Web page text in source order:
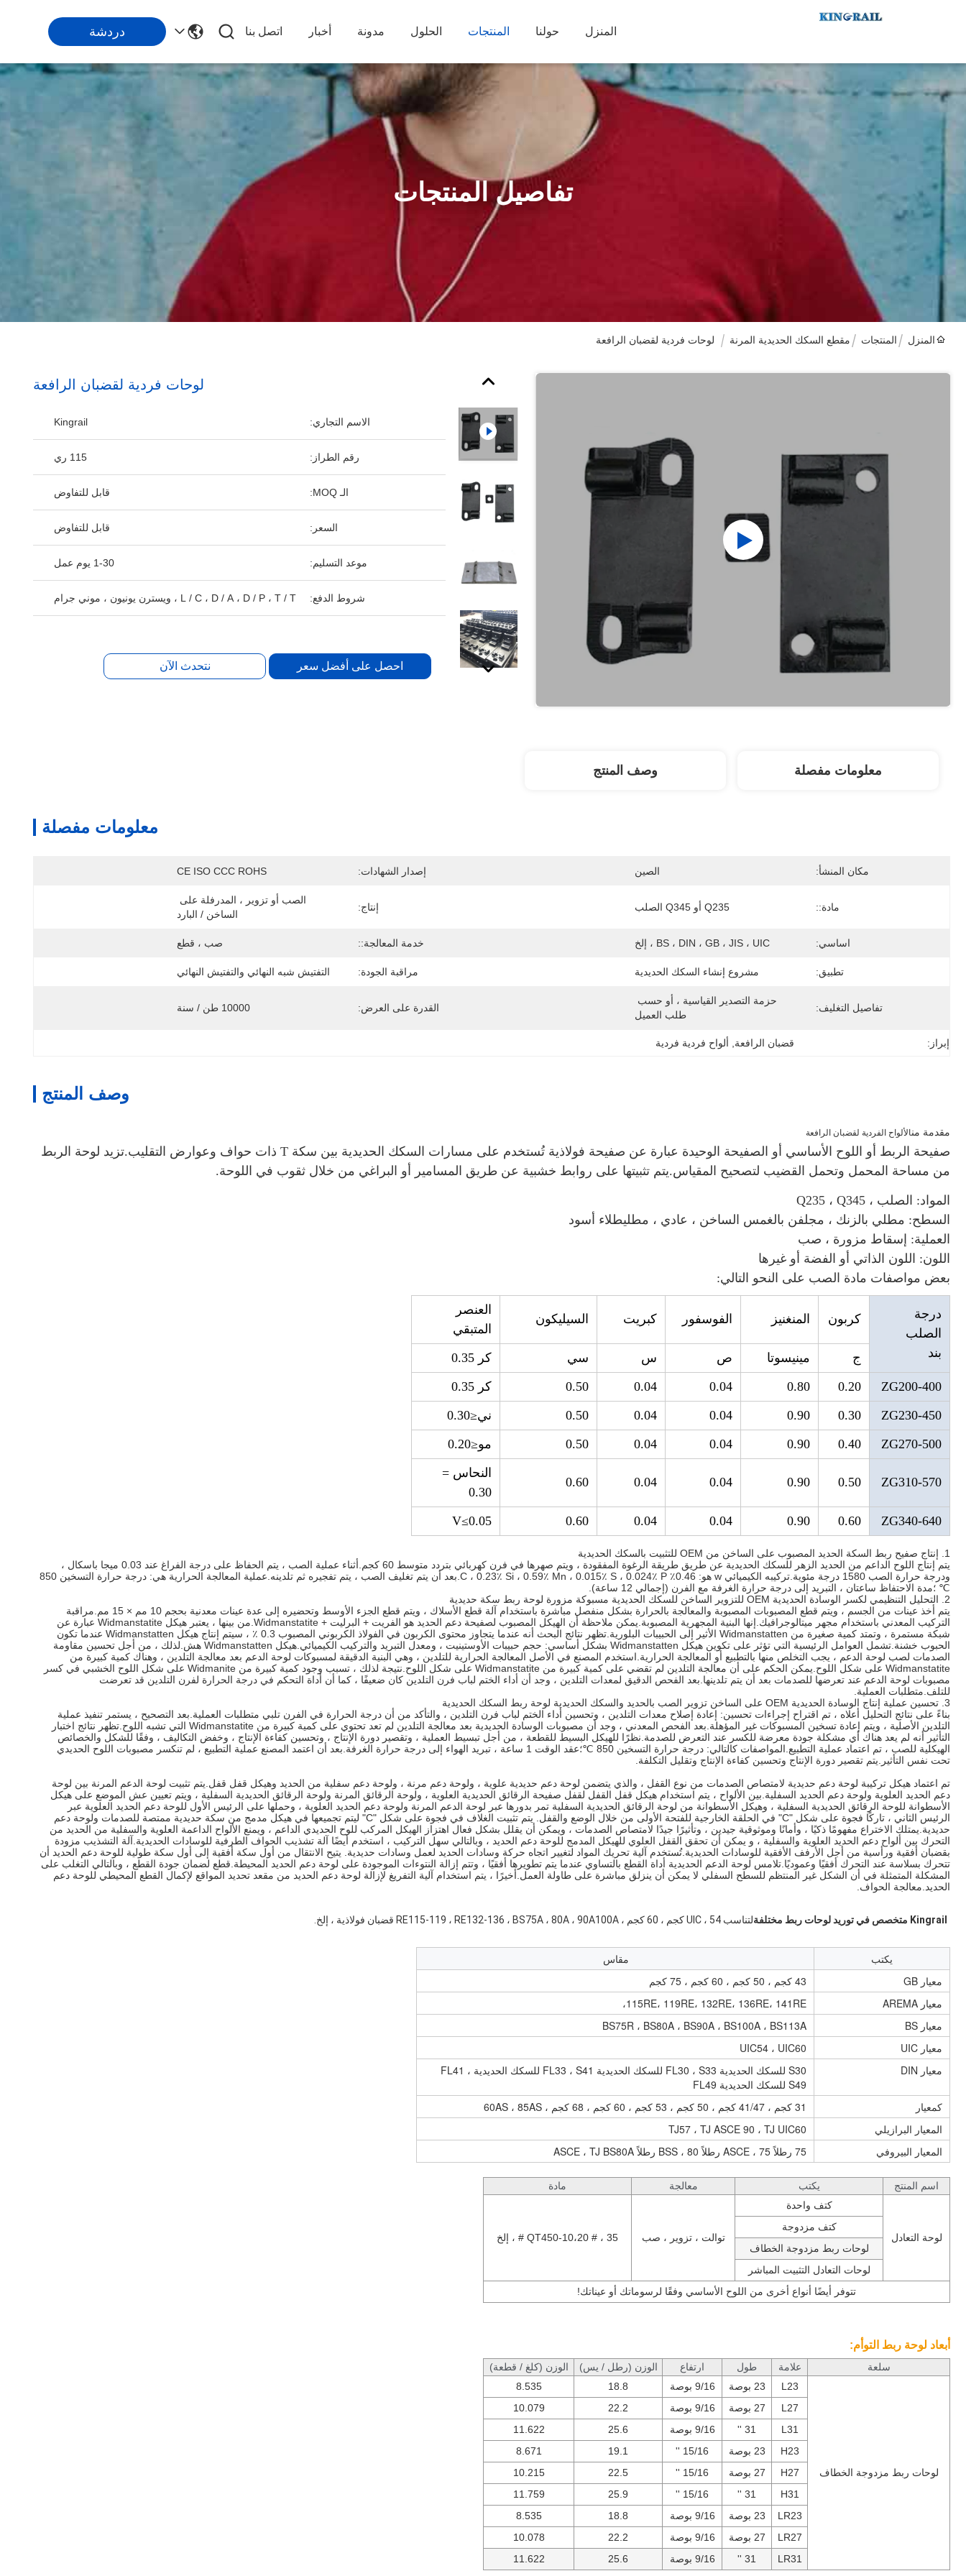
المنزل حولنا المنتجات الحلول مدونة أخبار اتصل بنا دردشة
تفاصيل المنتجات
المنزل المنتجات مقطع السكك الحديدية المرنة لوحات فردية لقضبان الرافعة
لوحات فردية لقضبان الرافعة
الاسم التجاري: Kingrail
رقم الطراز: 115 ري
الـ MOQ: قابل للتفاوض
السعر: قابل للتفاوض
موعد التسليم: 1-30 يوم عمل
شروط الدفع: L / C ، D / A ، D / P ، T / T ، ويسترن يونيون ، موني جرام
احصل على أفضل سعر نتحدث الآن
معلومات مفصلة وصف المنتج
معلومات مفصلة
مكان المنشأ: الصين إصدار الشهادات: CE ISO CCC ROHS
مادة:: Q235 أو Q345 الصلب إنتاج:
الساخن / البارد
اساسي: BS ، DIN ، GB ، JIS ، UIC ، إلخ خدمة المعالجة:: صب ، قطع
تطبيق: مشروع إنشاء السكك الحديدية مراقبة الجودة: التفتيش شبه النهائي والتفتيش النهائي
تفاصيل التغليف:
طلب العميل
القدرة على العرض: 10000 طن / سنة
إبراز: قضبان الرافعة ألواح فردية فردية
وصف المنتج
مقدمة منالألواح الفردية لقضبان الرافعة
صفيحة الربط أو اللوح الأساسي أو الصفيحة الوحيدة عبارة عن صفيحة فولاذية تُستخدم على مسارات السكك الحديدية بين سكة T ذات حواف وعوارض التقليب.تزيد لوحة الربط
من مساحة المحمل وتحمل القضيب لتصحيح المقياس.يتم تثبيتها على روابط خشبية عن طريق المسامير أو البراغي من خلال ثقوب في اللوحة.
المواد: الصلب ، Q235 ، Q345
السطح: مطلي بالزنك ، مجلفن بالغمس الساخن ، عادي ، مطليطلاء أسود
العملية: إسقاط مزورة ، صب
اللون: اللون الذاتي أو الفضة أو غيرها
بعض مواصفات مادة الصب على النحو التالي:
درجة
الصلب
بند
كربون المنغنيز الفوسفور كبريت السيليكون
العنصر
المتبقي
ج
مينيسوتا ص س سي
كر 0.35
ZG200-400
0.20
0.80
0.04
0.04
0.50
كر 0.35
ZG230-450
0.30
0.90
0.04
0.04
0.50
ني≤0.30
ZG270-500
0.40
0.90
0.04
0.04
0.50 مو≤0.20
ZG310-570
0.50
0.90
0.04
0.04
0.60
النحاس =
0.30
ZG340-640
0.60
0.90
0.04
0.04
0.60
V≤0.05
1. إنتاج صفيح ربط السكة الحديد المصبوب على الساخن من OEM للتثبيت بالسكك الحديدية
يتم إنتاج اللوح الداعم من الحديد الزهر للسكك الحديدية عن طريق طريقة الرغوة المفقودة ، ويتم صهرها في فرن كهربائي بتردد متوسط ​​60 كجم.أثناء عملية الصب ، يتم الحفاظ على درجة الفراغ عند 0.03 ميجا باسكال ،
ودرجة حرارة الصب 1580 درجة مئوية.تركيبه الكيميائي w هو: 0.46٪ C ، 0.23٪ Si ، 0.59٪ Mn ، 0.015٪ S ، 0.024٪ P.بعد أن يتم تغليف الصب ، يتم تفجيره ثم تلدينه.عملية المعالجة الحرارية هي: درجة حرارة التسخين 850
℃ ؛مدة الاحتفاظ ساعتان ، التبريد إلى درجة حرارة الغرفة مع الفرن (إجمالي 12 ساعة).
2. التحليل التنظيمي لكسر الوسادة الحديدية OEM للتزوير الساخن للسكك الحديدية مسبوكة مزورة لوحة ربط سكة حديدية
يتم أخذ عينات من الجسم ، ويتم قطع المصبوبات المصبوبة والمعالجة بالحرارة بشكل منفصل مباشرة باستخدام آلة قطع الأسلاك ، ويتم قطع الجزء الأوسط وتحضيره إلى عدة عينات معدنية بحجم 10 مم × 15 مم.مراقبة
التركيب المعدني باستخدام مجهر ميتالوجرافيك.إنها البنية المجهرية المصبوبة.يمكن ملاحظة أن الهيكل المصبوب لصفيحة دعم الحديد هو الفريت + البرليت + Widmanstatite.من بينها ، يعتبر هيكل Widmanstatite عبارة عن
شبكة مستمرة ، وتمتد كمية صغيرة من Widmanstatten الأثير إلى الحبيبات البلورية.تظهر نتائج البحث أنه عندما يتجاوز محتوى الكربون في الفولاذ الكربوني المصبوب 0.3 ٪ ، سيتم إنتاج هيكل Widmanstatten عندما تكون
الحبوب خشنة.تشمل العوامل الرئيسية التي تؤثر على تكوين هيكل Widmanstatten بشكل أساسي: حجم حبيبات الأوستينيت ، ومعدل التبريد والتركيب الكيميائي.هيكل Widmanstatten هش.لذلك ، من أجل تحسين مقاومة
الصدمات لصب لوحة الدعم ، يجب التخلص منها بالتطبيع أو المعالجة الحرارية.استخدم المصنع في الأصل المعالجة الحرارية للتلدين ، وهي البنية الدقيقة لمسبوكات لوحة الدعم بعد معالجة التلدين ، وهناك كمية كبيرة من
Widmanstatite على شكل اللوح.يمكن الحكم على أن معالجة التلدين لم تقضي على كمية كبيرة من Widmanstatite على شكل اللوح.نتيجة لذلك ، تسبب وجود كمية كبيرة من Widmanite على شكل اللوح الخشبي في كسر
مصبوبات لوحة الدعم عند تعرضها للصدمات بعد أن يتم تلدينها.بعد الفحص الدقيق لمعدات التلدين ، وجد أن أداء الختم لباب فرن التلدين كان ضعيفًا ، كما أن أداة التحكم في درجة الحرارة لفرن التلدين قد تعرضت
للتلف.متطلبات العملية.
3. تحسين عملية إنتاج الوسادة الحديدية OEM على الساخن تزوير الصب بالحديد والسكك الحديدية لوحة ربط السكك الحديدية
بناءً على نتائج التحليل أعلاه ، تم اقتراح إجراءات تحسين: إعادة إصلاح معدات التلدين ، وتحسين أداء الختم لباب فرن التلدين ، والتأكد من أن درجة الحرارة في الفرن تلبي متطلبات العملية.بعد التصحيح ، يستمر تنفيذ عملية
التلدين الأصلية ، ويتم إعادة تسخين المسبوكات غير المؤهلة.بعد الفحص المعدني ، وجد أن مصبوبات الوسادة الحديدية بعد معالجة التلدين لم تعد تحتوي على كمية كبيرة من Widmanstatite التي تشبه اللوح.تظهر نتائج اختبار
التأثير أنه لم يعد هناك أي مشكلة جودة معرضة للكسر عند التعرض للصدمة.نظرًا للهيكل البسيط للقطعة ، من أجل تبسيط العملية ، وتقصير دورة الإنتاج ، وتحسين كفاءة الإنتاج ، وخفض التكاليف ، وفقًا للشكل والخصائص
الهيكلية للصب ، تم اعتماد عملية التطبيع.المواصفات كالتالي: درجة حرارة التسخين 850 ℃؛عقد الوقت 1 ساعة ، تبريد الهواء إلى درجة حرارة الغرفة.بعد أن اعتمد المصنع عملية التطبيع ، لم تنكسر مصبوبات اللوح الحديدي
تحت نفس التأثير.يتم تقصير دورة الإنتاج وتحسين كفاءة الإنتاج وتقليل التكلفة.
تم اعتماد هيكل تركيبة لوحة دعم حديدية لامتصاص الصدمات من نوع القفل ، والذي يتضمن لوحة دعم حديدية علوية ، ولوحة دعم مرنة ، ولوحة دعم سفلية من الحديد وهيكل قفل قفل.يتم تثبيت لوحة الدعم المرنة بين لوحة
دعم الحديد العلوية ولوحة دعم الحديد السفلية.بين الألواح ، يتم استخدام هيكل قفل القفل لقفل صفيحة الرقائق الحديدية العلوية ، ولوحة الرقائق المرنة ولوحة الرقائق الحديدية السفلية ، ويتم تعيين عش الموضع على هيكل
الأسطوانة للوحة الرقائق الحديدية السفلية ، وهيكل الأسطوانة من لوحة الرقائق الحديدية السفلية تمر بدورها عبر لوحة الدعم المرنة ولوحة دعم الحديد العلوية ، وحملها على الرئيس الأول للوحة دعم الحديد العلوية عبر
الرئيس الثاني ، تاركًا فجوة على شكل "C" في الحلقة الخارجية للفتحة الأولى من خلال الوضع والقفل. يتم تثبيت الغلاف في فجوة على شكل "C" ليتم تجميعها في هيكل مدمج من سكة حديدية ممتصة للصدمات ولوحة دعم
حديدية.يمتلك الاختراع مفهومًا ذكيًا ، وأمانًا وموثوقية جيدين ، وتأثيرًا جيدًا لامتصاص الصدمات ، ويمكن أن يقلل بشكل فعال اهتزاز الهيكل المركب للوح الحديدي الداعم ، ويمنع الألواح الداعمة العلوية والسفلية من الحديد من
التحرك بين ألواح دعم الحديد العلوية والسفلية ، و يمكن أن تحقق القفل العلوي للهيكل المدمج للوحة دعم الحديد ، وبالتالي سهل التركيب ، استخدم أيضًا آلة تشذيب الحواف الطرفية للوسادات الحديدية.آلة التشذيب مزودة
بقضبان أفقية ورأسية من أجل الأرفف الأفقية للوسادات الحديدية.تُستخدم آلية تحريك المواد لتغيير اتجاه حركة وسادات الحديد لعمل وسادات حديدية. يتيح الانتقال من أول سكة أفقية إلى أول سكة طولية للوحة دعم الحديد أن
تتحرك بسلاسة عند التحرك أفقيًا وعموديًا.تلامس لوحة الدعم الحديدية أداة القطع بالتساوي عندما يتم تطويرها أفقيًا ، وتتم إزالة النتوءات الموجودة على لوحة دعم الحديد المحيطة.قطع لضمان جودة القطع ، وبالتالي التغلب على
المشكلة المتمثلة في أن الشكل غير المنتظم للسطح السفلي لا يمكن أن ينزلق مباشرة على طاولة العمل.أخيرًا ، يتم استخدام آلية التفريغ لإزالة لوحة دعم الحديد من مقعد تحديد المواقع لإكمال القطع المحيطي للوحة دعم
الحديد.معالجة الحواف.
Kingrail متخصص في توريد لوحات ربط مختلفة لتناسب UIC ، 54 كجم ، 60 كجم ، RE115-119 ، RE132-136 ، BS75A ، 80A ، 90A100A قضبان فولاذية ، إلخ.
يكتب
مقاس
معيار GB
43 كجم ، 50 كجم ، 60 كجم ، 75 كجم
معيار AREMA
115RE، 119RE، 132RE، 136RE، 141RE،
معيار BS
BS75R ، BS80A ، BS90A ، BS100A ، BS113A
معيار UIC
UIC54 ، UIC60
معيار DIN
S30 للسكك الحديدية FL30 ، S33 للسكك الحديدية FL33 ، S41 للسكك الحديدية FL41 ،
S49 للسكك الحديدية FL49
كمعيار
31 كجم ، 41/47 كجم ، 50 كجم ، 53 كجم ، 60 كجم ، 68 كجم ، 60AS ، 85AS
المعيار البرازيلي
TJ57 ، TJ ASCE 90 ، TJ UIC60
المعيار البيروفي
75 رطلاً ASCE ، 75 رطلاً BSS ، 80 رطلاً ASCE ، TJ BS80A
اسم المنتج يكتب معالجة مادة
لوحة التعادل
كتف واحدة
توالت ، تزوير ، صب QT450-10،20 # ، 35 # ، إلخ
كتف مزدوجة
لوحات ربط مزدوجة الخطاف
لوحات التعادل التثبيت المباشر
تتوفر أيضًا أنواع أخرى من اللوح الأساسي وفقًا لرسوماتك أو عيناتك!
أبعاد لوحة ربط التوأم:
سلعة علامة طول ارتفاع الوزن (رطل / يس) الوزن (كلغ / قطعة)
لوحات ربط مزدوجة الخطاف
L23 23 بوصة 9/16 بوصة 18.8
8.535
L27
27 بوصة 9/16 بوصة 22.2
10.079
L31
31 '' 9/16 بوصة 25.6
11.622
H23
23 بوصة 15/16 ''
19.1
8.671
H27
27 بوصة 15/16 ''
22.5
10.215
H31
31 ''
15/16 ''
25.9
11.759
LR23
23 بوصة 9/16 بوصة 18.8
8.535
LR27
27 بوصة 9/16 بوصة 22.2
10.078
LR31
31 '' 9/16 بوصة 25.6
11.622